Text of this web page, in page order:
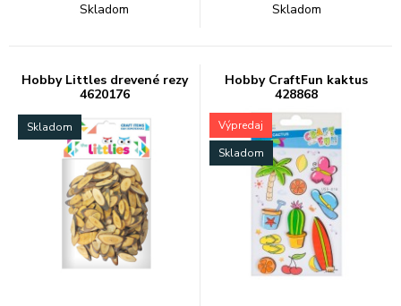
Skladom Skladom
Hobby Littles drevené rezy
4620176
Skladom
Hobby CraftFun kaktus
428868
Výpredaj
Skladom